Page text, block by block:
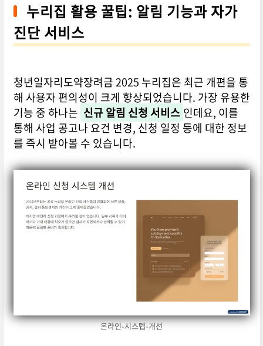
누리집 활용 꿀팁: 알림 기능과 자가
진단 서비스
청년일자리도약장려금 2025 누리집은 최근 개편을 통
해 사용자 편의성이 크게 향상되었습니다. 가장 유용한
기능 중 하나는 신규 알림 신청 서비스 인데요, 이를
통해 사업 공고나 요건 변경, 신청 일정 등에 대한 정보
를 즉시 받아볼 수 있습니다.
온라인-시스텝-개선